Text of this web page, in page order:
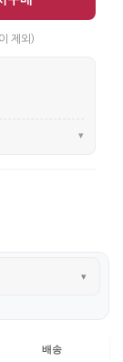
제외)
▾
▾
배송